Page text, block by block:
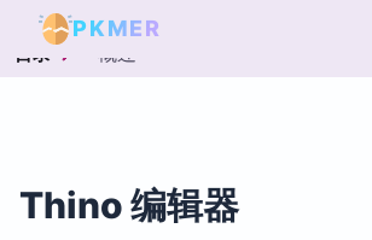
PKMER
目录 概述
Thino 编辑器